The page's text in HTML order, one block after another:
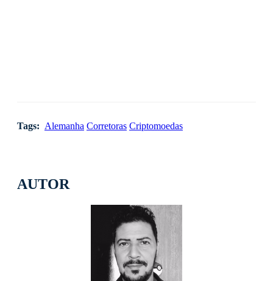
AUTOR
Tags: Alemanha Corretoras Criptomoedas